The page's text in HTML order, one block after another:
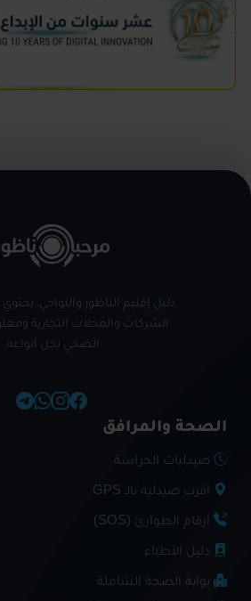
دليل إقليم الناظور والنواحي،
الشركات والمحلات التجارية
الصحي بجل أنواعه.
الصحة والمرافق
صيدليات الحراسة
أقرب صيدلية بالـ GPS
أرقام الطوارئ (SOS)
دليل الأطباء
بوابة الصحة الشاملة